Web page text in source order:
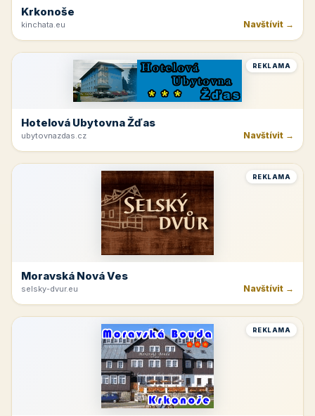
Krkonoše
kinchata.eu Navštívit →
REKLAMA
Hotelová Ubytovna Žďas
ubytovnazdas.cz Navštívit →
REKLAMA
Moravská Nová Ves
selsky-dvur.eu Navštívit →
REKLAMA